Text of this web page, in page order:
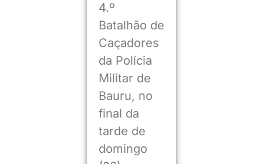
4.º
Batalhão de
Caçadores
da Polícia
Militar de
Bauru, no
final da
tarde de
domingo